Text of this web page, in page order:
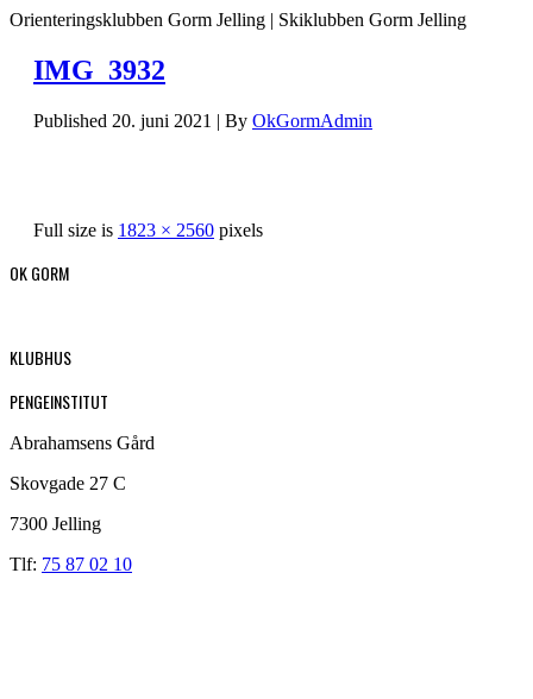
Orienteringsklubben Gorm Jelling | Skiklubben Gorm Jelling
IMG_3932
Published 20. juni 2021 | By OkGormAdmin
Full size is 1823 × 2560 pixels
OK GORM
KLUBHUS
PENGEINSTITUT
Abrahamsens Gård
Skovgade 27 C
7300 Jelling
Tlf: 75 87 02 10